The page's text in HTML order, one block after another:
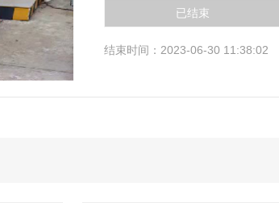
已结束
结束时间：2023-06-30 11:38:02